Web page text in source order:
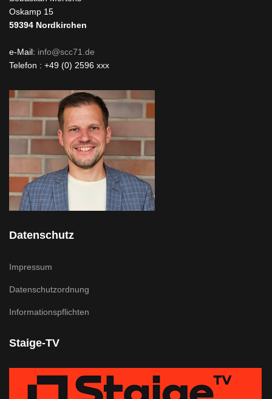
Oskamp 15
59394 Nordkirchen
e-Mail: info@scc71.de
Telefon : +49 (0) 2596 xxx
Datenschutz
Impressum
Datenschutzordnung
Informationspflichten
Staige-TV